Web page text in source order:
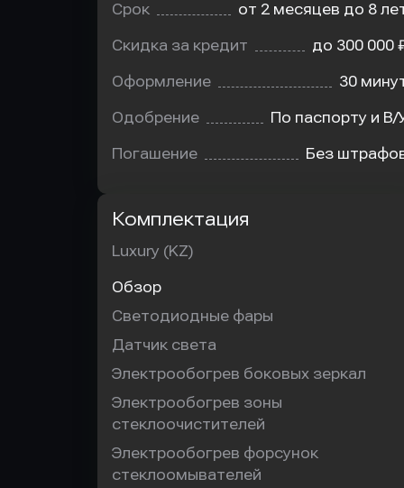
Срок от 2 месяцев до 8
Скидка за кредит до 300 000
Оформление 30
Одобрение По паспорту и В/
Погашение Без
Комплектация
Luxury (KZ)
Обзор
Светодиодные фары
Датчик света
Электрообогрев боковых зеркал
Электрообогрев зоны
стеклоочистителей
Электрообогрев форсунок
стеклоомывателей